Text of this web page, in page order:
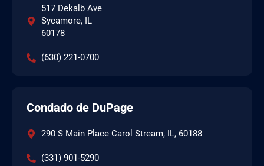
517 Dekalb Ave
Sycamore, IL
60178
(630) 221-0700
Condado de DuPage
290 S Main Place Carol Stream, IL, 60188
(331) 901-5290